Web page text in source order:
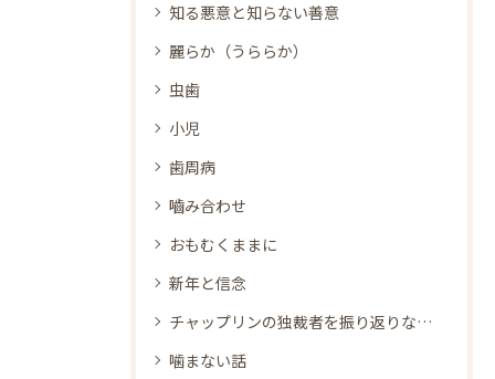
知る悪意と知らない善意
麗らか（うららか）
虫歯
小児
歯周病
嚙み合わせ
おもむくままに
新年と信念
チャップリンの独裁者を振り返りながら
噛まない話